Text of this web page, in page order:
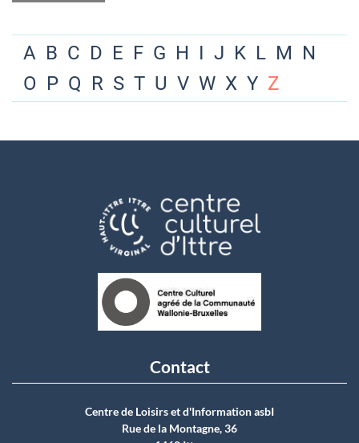
A B C D E F G H I J K L M N
O P Q R S T U V W X Y Z
Contact
Centre de Loisirs et d'Information asbI
Rue de la Montagne, 36